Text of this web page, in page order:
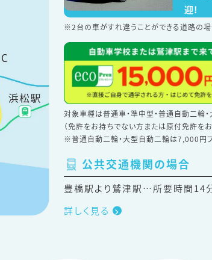
迎!
※2台の車がすれ違うことができる道路の
対象車種は普通車・準中型・普通自動二輪・
（免許をお持ちでない方または原付免許をお
※普通自動二輪・大型自動二輪は7,000円プ
公共交通機関の場合
豊橋駅より鷲津駅…所要時間14分
詳しく見る